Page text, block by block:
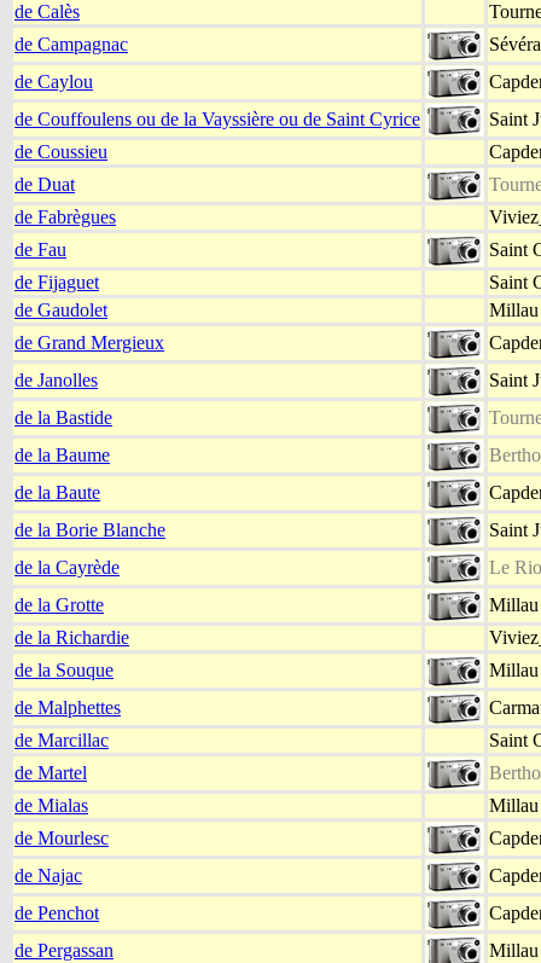
de Calès
de Campagnac
de Caylou
de Couffoulens ou de la Vayssière ou de Saint Cyrice
Saint
de Coussieu
de Duat
de Fabrègues
de Fau
Saint
de Fijaguet
Saint
de Gaudolet
Millau
de Grand Mergieux
de Janolles
Saint
de la Bastide
de la Baume
de la Baute
de la Borie Blanche
Saint
de la Cayrède
Le
de la Grotte
Millau
de la Richardie
de la Souque
Millau
de Malphettes
de Marcillac
Saint
de Martel
de Mialas
Millau
de Mourlesc
de Najac
de Penchot
de Pergassan
Millau